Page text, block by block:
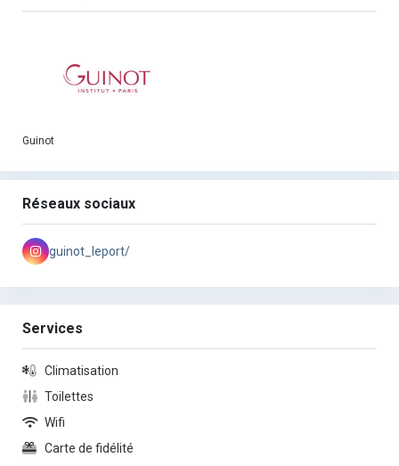
Guinot
Réseaux sociaux
guinot_leport/
Services
Climatisation
Toilettes
Wifi
Carte de fidélité